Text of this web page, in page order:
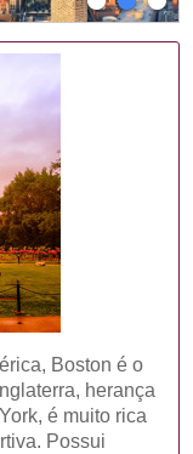
Boston é o
herança
é muito rica
Possui